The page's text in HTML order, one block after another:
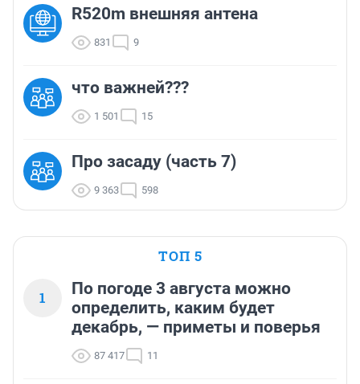
R520m внешняя антена
831 9
что важней???
1 501 15
Про засаду (часть 7)
9 363 598
ТОП 5
1
По погоде 3 августа можно
определить, каким будет
декабрь, — приметы и поверья
87 417 11